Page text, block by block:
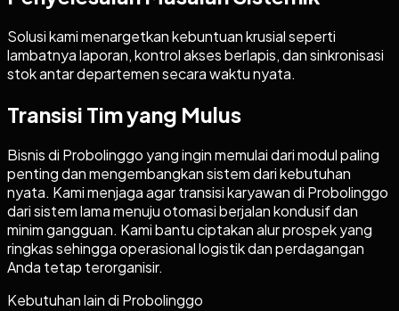
Solusi kami menargetkan kebuntuan krusial seperti
lambatnya laporan, kontrol akses berlapis, dan sinkronisasi
stok antar departemen secara waktu nyata.
Transisi Tim yang Mulus
Bisnis di Probolinggo yang ingin memulai dari modul paling
penting dan mengembangkan sistem dari kebutuhan
nyata. Kami menjaga agar transisi karyawan di Probolinggo
dari sistem lama menuju otomasi berjalan kondusif dan
minim gangguan. Kami bantu ciptakan alur prospek yang
ringkas sehingga operasional logistik dan perdagangan
Anda tetap terorganisir.
Kebutuhan lain di Probolinggo